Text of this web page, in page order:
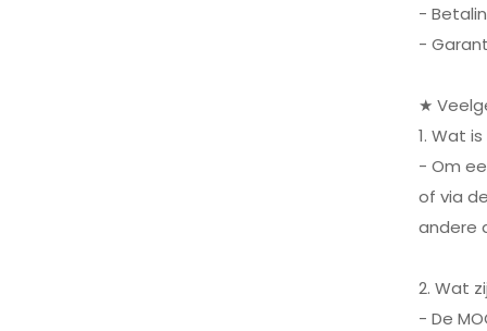
-
-
★
1. Wat
- Om
of via
andere
2. Wat
- De